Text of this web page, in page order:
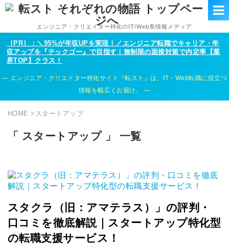
エンジニア・クリエイター特化のIT/Web系情報メディア
［PR］：＼95%が年収UPを実現！／エンジニア転職でキャリア・年
収アップを『テックゴー』で目指す！無制限の面接対策で内定率【業
界TOP】クラス！
エンジニア・クリエイター特化サイト『転スト』は、IT・Web転職に役立つ
情報を幅広くお届け。
HOME > スタートアップ
「 スタートアップ 」 一覧
スタクラ（旧：アマテラス）」の評判・
口コミを徹底解説｜スタートアップ特化型
の転職支援サービス！